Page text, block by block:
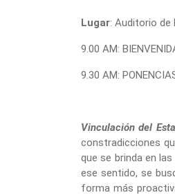
Lugar: Auditorio de
9.00 AM:
9.30 AM:
Vinculación del
constradicciones
que se brinda en
ese sentido, se
forma más